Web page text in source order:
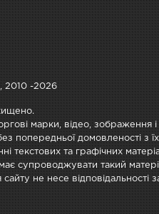
2010 -2026
марки, відео, зображення
попередньої домовленості з
текстових та графічних
супроводжувати такий
сайту не несе